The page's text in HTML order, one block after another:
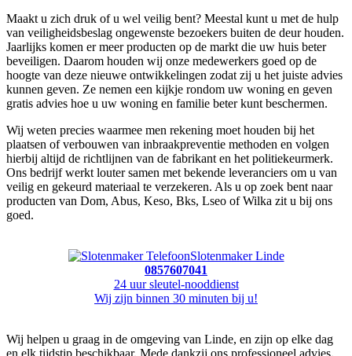
Maakt u zich druk of u wel veilig bent? Meestal kunt u met de hulp
van veiligheidsbeslag ongewenste bezoekers buiten de deur houden.
Jaarlijks komen er meer producten op de markt die uw huis beter
beveiligen. Daarom houden wij onze medewerkers goed op de
hoogte van deze nieuwe ontwikkelingen zodat zij u het juiste advies
kunnen geven. Ze nemen een kijkje rondom uw woning en geven
gratis advies hoe u uw woning en familie beter kunt beschermen.
Wij weten precies waarmee men rekening moet houden bij het
plaatsen of verbouwen van inbraakpreventie methoden en volgen
hierbij altijd de richtlijnen van de fabrikant en het politiekeurmerk.
Ons bedrijf werkt louter samen met bekende leveranciers om u van
veilig en gekeurd materiaal te verzekeren. Als u op zoek bent naar
producten van Dom, Abus, Keso, Bks, Lseo of Wilka zit u bij ons
goed.
Slotenmaker Linde
0857607041
24 uur sleutel-nooddienst
Wij zijn binnen 30 minuten bij u!
Wij helpen u graag in de omgeving van Linde, en zijn op elke dag
en elk tijdstip beschikbaar. Mede dankzij ons professioneel advies,